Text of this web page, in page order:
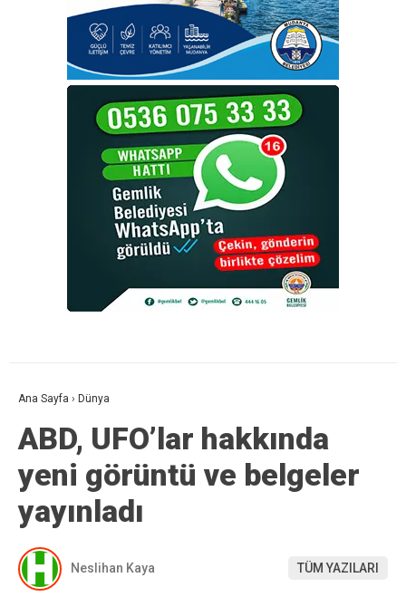
Ana Sayfa › Dünya
ABD, UFO’lar hakkında
yeni görüntü ve belgeler
yayınladı
Neslihan Kaya TÜM YAZILARI